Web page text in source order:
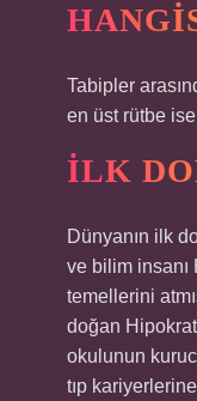
Tabipler
en üst rütbe
İLK
Dünyanın ilk
ve bilim insanı
temellerini
doğan
okulunun
tıp